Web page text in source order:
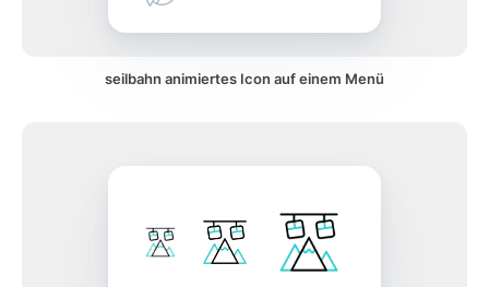
seilbahn animiertes Icon auf einem Menü